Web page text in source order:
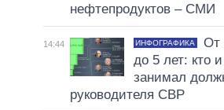
нефтепродуктов – СМИ
14:44 ИНФОГРАФИКА
От
до 5 лет: кто
занимал
руководителя СВР